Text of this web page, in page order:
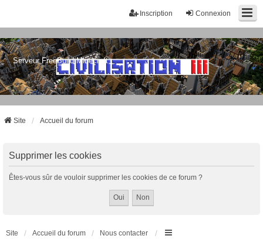
Connexion
Inscription
Serveur FreeBuild Minecraft
Site Accueil du forum
Supprimer les cookies
Êtes-vous sûr de vouloir supprimer les cookies de ce forum ?
Site Accueil du forum Nous contacter